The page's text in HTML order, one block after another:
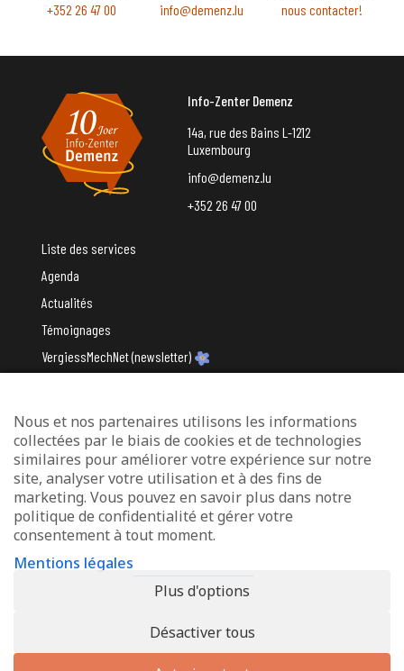
+352 26 47 00 info@demenz.lu nous contacter!
Info-Zenter Demenz
14a, rue des Bains L-1212
Luxembourg
info@demenz.lu
+352 26 47 00
Liste des services
Agenda
Actualités
Témoignages
VergiessMechNet (newsletter)
Avec le soutien du
Mentions légales
Protection des données
Déclaration d’accessibilité
Nous et nos partenaires utilisons les informations
collectées par le biais de cookies et de technologies
similaires pour améliorer votre expérience sur notre
site, analyser votre utilisation et à des fins de
marketing. Vous pouvez en savoir plus dans notre
politique de confidentialité et gérer votre
consentement à tout moment.
Mentions légales
Plus d'options
Désactiver tous